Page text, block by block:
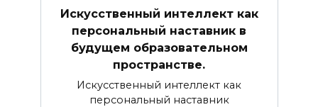
Искусственный интеллект как
персональный наставник в
будущем образовательном
пространстве.
Искусственный интеллект как
персональный наставник